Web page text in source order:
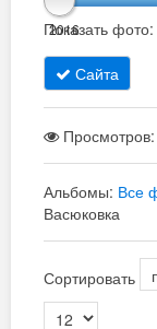
2016
Показать фото:
Сайта
Альбомы: Все
Васюковка
Сортировать